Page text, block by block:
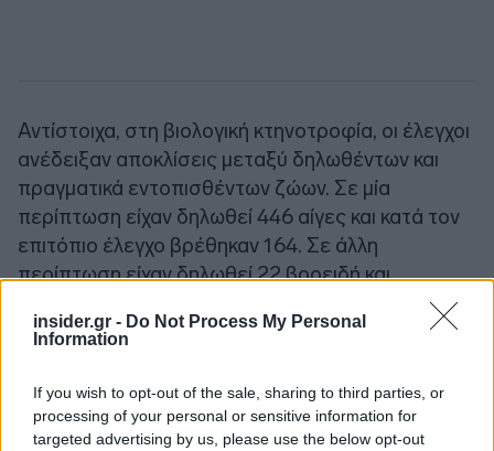
insider.gr - Do Not Process My Personal
Information
If you wish to opt-out of the sale, sharing to third parties, or
processing of your personal or sensitive information for
targeted advertising by us, please use the below opt-out
Αντίστοιχα, στη βιολογική κτηνοτροφία, οι έλεγχοι
ανέδειξαν αποκλίσεις μεταξύ δηλωθέντων και
πραγματικά εντοπισθέντων ζώων. Σε μία
περίπτωση είχαν δηλωθεί 446 αίγες και κατά τον
επιτόπιο έλεγχο βρέθηκαν 164. Σε άλλη
περίπτωση είχαν δηλωθεί 22 βοοειδή και
δηλωθεί 88 βοοειδή και βρέθηκαν 49.
Παράλληλα, από τον ΕΛΓΟ-ΔΗΜΗΤΡΑ
ελέγχθηκαν και οι 16 εγκεκριμένοι Οργανισμοί